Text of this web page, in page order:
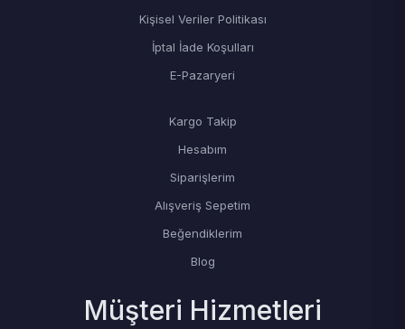
Kişisel Veriler Politikası
İptal İade Koşulları
E-Pazaryeri
Kargo Takip
Hesabım
Siparişlerim
Alışveriş Sepetim
Beğendiklerim
Blog
Müşteri Hizmetleri